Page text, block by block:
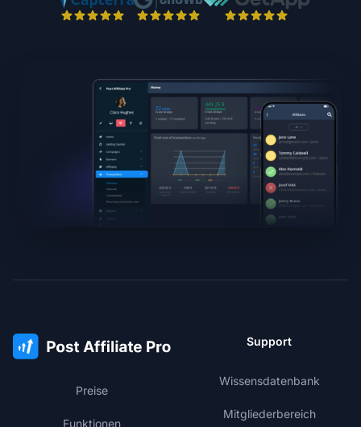
Preise
Funktionen
Support
Wissensdatenbank
Mitgliederbereich